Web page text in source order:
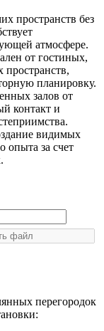
пространств без
атмосфере.
от гостиных,
пространств,
планировку.
залов от
контакт и
видимых
опыта за счет
перегородок